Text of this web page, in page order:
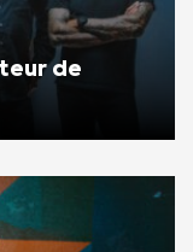
de